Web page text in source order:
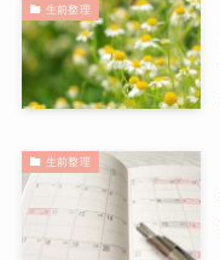
生前整理
生前整理